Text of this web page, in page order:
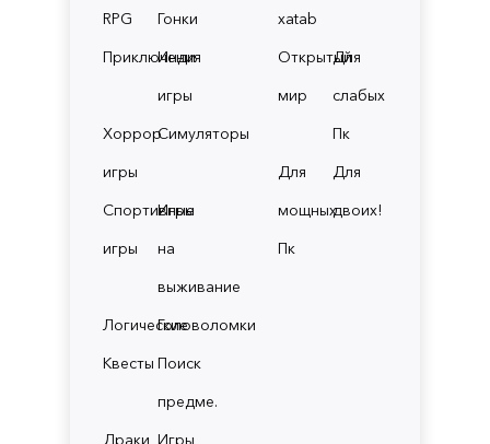
RPG
Гонки
Приключения
Инди
игры
Хоррор
игры
Симуляторы
Спортивные
игры
Игры
на
выживание
ЛогическиеГоловоломки
Квесты Поиск
предме.
Драки Игры
xatab
Открытый
мир
Для
слабых
Пк
Для
мощных
Пк
Для
двоих!